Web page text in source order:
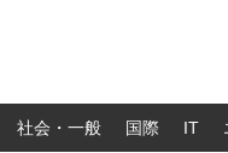
社会・一般 国際 IT